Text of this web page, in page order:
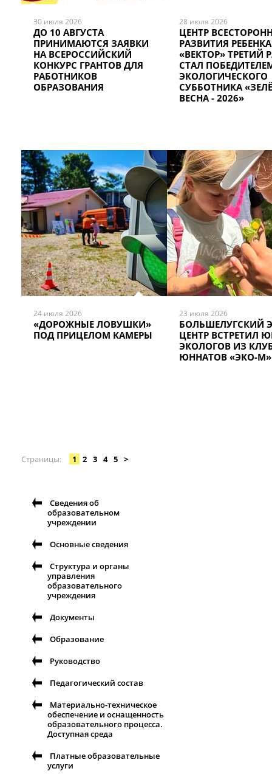
30 июля 2026
ДО 10 АВГУСТА
ПРИНИМАЮТСЯ ЗАЯВКИ
НА ВСЕРОССИЙСКИЙ
КОНКУРС ГРАНТОВ ДЛЯ
РАБОТНИКОВ
ОБРАЗОВАНИЯ
28 июля 2026
ЦЕНТР
РАЗВИТИЯ РЕБЕНКА
«ВЕКТОР» ТРЕТИЙ
СТАЛ
ЭКОЛОГИЧЕСКОГО
СУББОТНИКА
ВЕСНА - 2026»
24 июля 2026
«ДОРОЖНЫЕ ЛОВУШКИ»
ПОД ПРИЦЕЛОМ КАМЕРЫ
23 июля 2026
БОЛЬШЕЛУГСКИЙ
ЦЕНТР ВСТРЕТИЛ
ЭКОЛОГОВ ИЗ
ЮННАТОВ «ЭКО-М»
Страницы 1 2 3 4 5 >
Сведения об
образовательном
учреждении
Основные сведения
Структура и органы
управления
образовательного
учреждения
Документы
Образование
Руководство
Педагогический состав
Материально-техническое
обеспечение и оснащенность
образовательного процесса.
Доступная среда
Платные образовательные
услуги